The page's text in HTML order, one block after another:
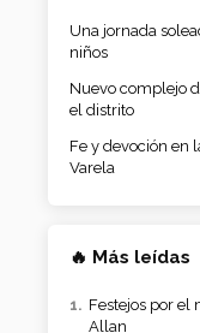
Una jornada
niños
Nuevo complejo
el distrito
Fe y devoción en
Varela
🔥 Más leídas
Festejos por el
Allan